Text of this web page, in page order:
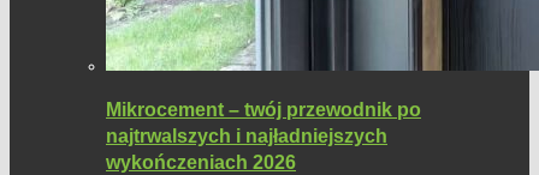
Mikrocement – twój przewodnik po
najtrwalszych i najładniejszych
wykończeniach 2026